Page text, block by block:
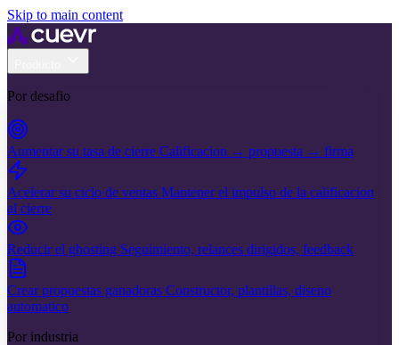
Skip to main content
Por desafio
Aumentar su tasa de cierre Calificacion → propuesta → firma
Acelerar su ciclo de ventas Mantener el impulso de la calificacion
al cierre
Reducir el ghosting Seguimiento, relances dirigidos, feedback
Crear propuestas ganadoras Constructor, plantillas, diseno
automatico
Por industria